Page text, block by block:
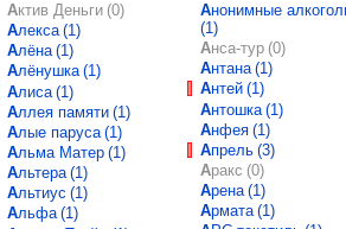
Актив Деньги (0)
Алекса (1)
Алёна (1)
Алёнушка (1)
Алиса (1)
Аллея памяти (1)
Алые паруса (1)
Альма Матер (1)
Альтера (1)
Альтиус (1)
Альфа (1)
Анонимные алкоголики
(1)
Анса-тур (0)
Антана (1)
Антей (1)
Антошка (1)
Анфея (1)
Апрель (3)
Аракс (0)
Арена (1)
Армата (1)